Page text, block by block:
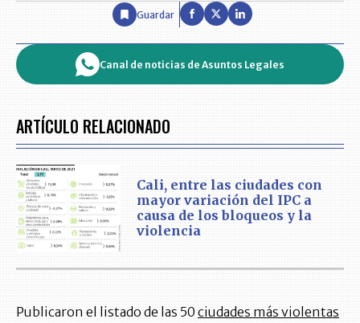
Guardar
Canal de noticias de Asuntos Legales
ARTÍCULO RELACIONADO
Cali, entre las ciudades con
mayor variación del IPC a
causa de los bloqueos y la
violencia
Publicaron el listado de las 50 ciudades más violentas